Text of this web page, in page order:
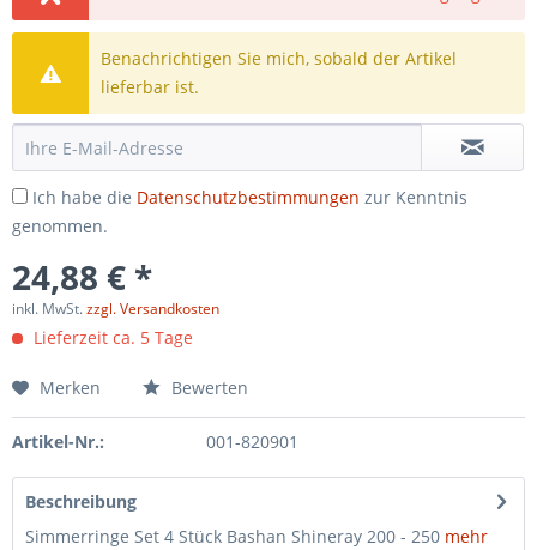
Benachrichtigen Sie mich, sobald der Artikel
lieferbar ist.
Ich habe die Datenschutzbestimmungen zur Kenntnis
genommen.
24,88 € *
inkl. MwSt.zzgl. Versandkosten
Lieferzeit ca. 5 Tage
Merken Bewerten
Artikel-Nr.: 001-820901
Beschreibung
Simmerringe Set 4 Stück Bashan Shineray 200 - 250 mehr